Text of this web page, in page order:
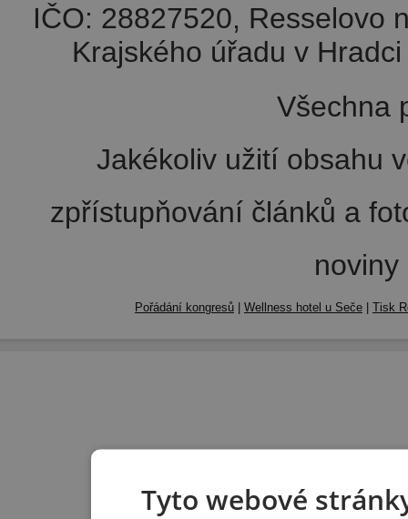
IČO: 28827520, Resselovo
Krajského úřadu v
Všechna
Jakékoliv užití obsahu
zpřístupňování článků a
Pořádání kongresů | Wellness hotel u Seče | Tisk
Tyto webové